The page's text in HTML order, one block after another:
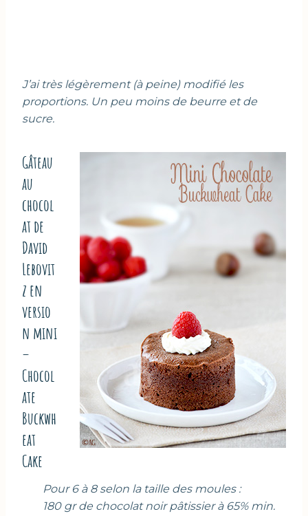
J’ai très légèrement (à peine) modifié les
proportions. Un peu moins de beurre et de
sucre.
Gâteau
au
chocol
at de
David
Lebovit
z en
versio
n mini
–
Chocol
ate
Buckwh
eat
Cake
Pour 6 à 8 selon la taille des moules :
180 gr de chocolat noir pâtissier à 65% min.